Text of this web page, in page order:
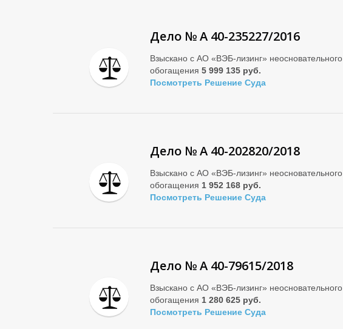
Дело № А 40-235227/2016
Взыскано с АО «ВЭБ-лизинг» неосновательного
обогащения 5 999 135 руб.
Посмотреть Решение Суда
Дело № А 40-202820/2018
Взыскано с АО «ВЭБ-лизинг» неосновательного
обогащения 1 952 168 руб.
Посмотреть Решение Суда
Дело № А 40-79615/2018
Взыскано с АО «ВЭБ-лизинг» неосновательного
обогащения 1 280 625 руб.
Посмотреть Решение Суда